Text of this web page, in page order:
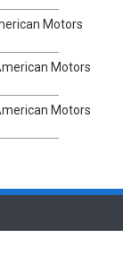
Motors
Motors
Motors